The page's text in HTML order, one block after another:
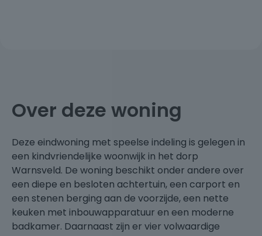
Over deze woning
Deze eindwoning met speelse indeling is gelegen in
een kindvriendelijke woonwijk in het dorp
Warnsveld. De woning beschikt onder andere over
een diepe en besloten achtertuin, een carport en
een stenen berging aan de voorzijde, een nette
keuken met inbouwapparatuur en een moderne
badkamer. Daarnaast zijn er vier volwaardige